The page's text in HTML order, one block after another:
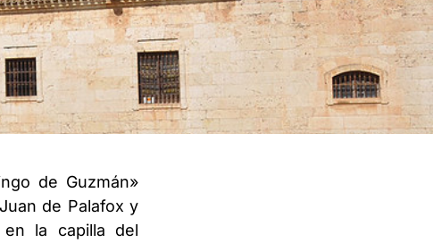
de Guzmán»
de Palafox y
la capilla del